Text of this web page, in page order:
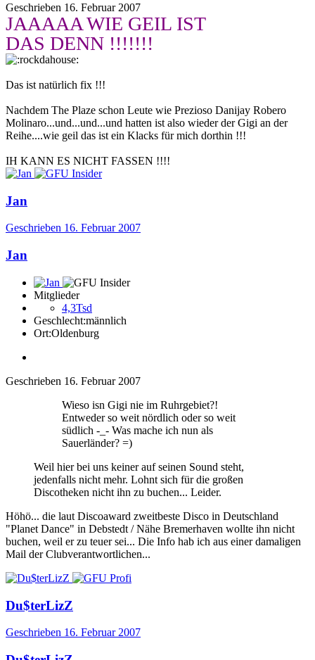
Geschrieben 16. Februar 2007
JAAAAA WIE GEIL IST
DAS DENN !!!!!!!
Das ist natürlich fix !!!
Nachdem The Plaze schon Leute wie Prezioso Danijay Robero
Molinaro...und...und...und hatten ist also wieder der Gigi an der
Reihe....wie geil das ist ein Klacks für mich dorthin !!!
IH KANN ES NICHT FASSEN !!!!
Jan
Geschrieben 16. Februar 2007
Jan
Mitglieder
4,3Tsd
Geschlecht:männlich
Ort:Oldenburg
Geschrieben 16. Februar 2007
Wieso isn Gigi nie im Ruhrgebiet?!
Entweder so weit nördlich oder so weit
südlich -_- Was mache ich nun als
Sauerländer? =)
Weil hier bei uns keiner auf seinen Sound steht,
jedenfalls nicht mehr. Lohnt sich für die großen
Discotheken nicht ihn zu buchen... Leider.
Höhö... die laut Discoaward zweitbeste Disco in Deutschland
"Planet Dance" in Debstedt / Nähe Bremerhaven wollte ihn nicht
buchen, weil er zu teuer sei... Die Info hab ich aus einer damaligen
Mail der Clubverantwortlichen...
Du$terLizZ
Geschrieben 16. Februar 2007